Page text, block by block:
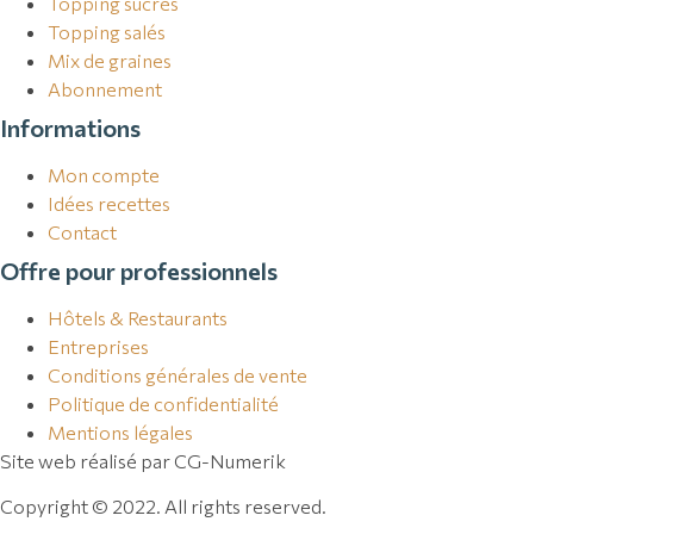
Topping salés
Mix de graines
Abonnement
Informations
Mon compte
Idées recettes
Contact
Offre pour professionnels
Hôtels & Restaurants
Entreprises
Conditions générales de vente
Politique de confidentialité
Mentions légales
Site web réalisé par CG-Numerik
Copyright © 2022. All rights reserved.